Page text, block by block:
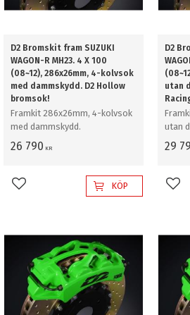
D2 Bromskit fram SUZUKI
WAGON-R MH23. 4 X 100
(08~12), 286x26mm, 4-kolvsok
med dammskydd. D2 Hollow
bromsok!
Framkit 286x26mm, 4-kolvsok
med dammskydd.
26 790 KR
Lägg till i favoriterKÖP
D2
utan
utan
29